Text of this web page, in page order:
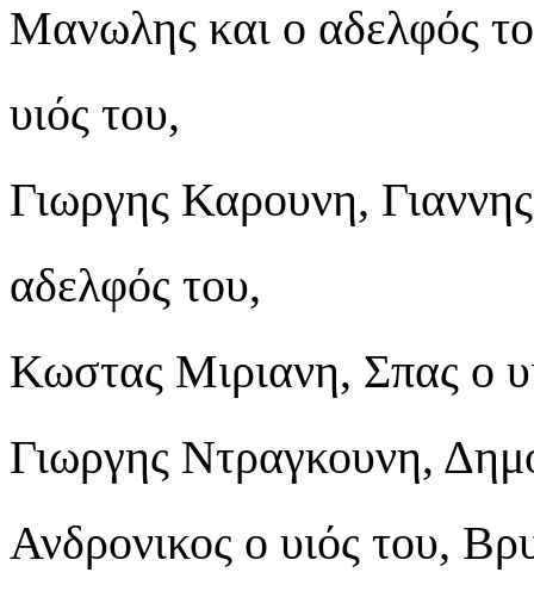
Μανωλης και ο αδελφός
υιός του,
Γιωργης Καρουνη,
αδελφός του,
Κωστας Μιριανη, Σπας ο
Γιωργης Ντραγκουνη,
Ανδρονικος ο υιός του,